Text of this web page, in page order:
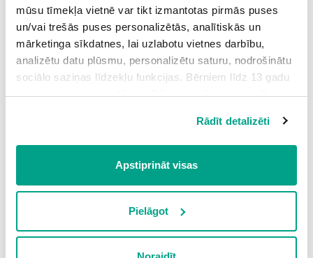
mūsu tīmekļa vietnē var tikt izmantotas pirmās puses
un/vai trešās puses personalizētās, analītiskās un
mārketinga sīkdatnes, lai uzlabotu vietnes darbību,
analizētu datu plūsmu, personalizētu saturu, nodrošinātu
sociālo saziņas līdzekļu funkcijas. Bērniem līdz 13 gadu
vecumam pirms izvēles veikšanas ir jāprasa vecāka vai
Spiežot uz pogas “Apstiprināt visas”, Jūs piekrītat visām
sīkdatnēm, kas atrodas šajā tīmekļa vietnē, ieskaitot
trešo pušu mārketinga sīkdatnes. Spiežot uz pogas
vietnē, izņemot “Nepieciešamās” sīkdatnes, kuru
izmantošanai nav nepieciešams iegūt lietotāja piekrišanu.
Spiežot uz pogas “Apstiprināt izvēlētās”, Jūs varat mainīt
Rādīt detalizēti
Apstiprināt visas
Pielāgot
Grūtības pakāpe: vidēja
Testi
Grūtības pakāpe: vidēja
Materiāli skolotājiem